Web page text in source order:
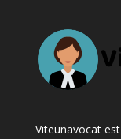
Viteunavocat